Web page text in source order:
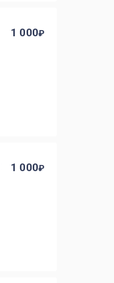
1 000
1 000